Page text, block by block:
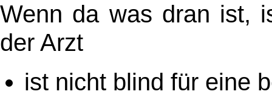
Wenn da was dran ist,
der Arzt
ist nicht blind für eine